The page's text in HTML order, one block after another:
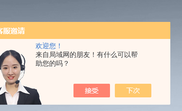
欢迎您！
来自局域网的朋友！有什么可以帮
助您的吗？